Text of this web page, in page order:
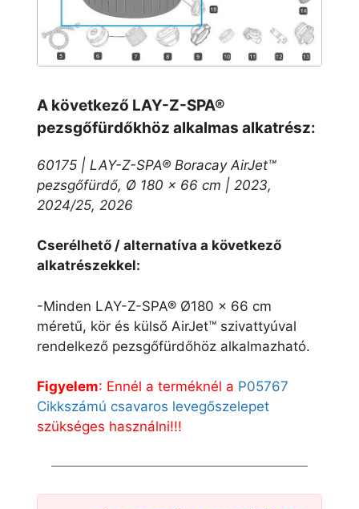
A következő LAY-Z-SPA®
pezsgőfürdőkhöz alkalmas alkatrész:
60175 | LAY-Z-SPA® Boracay AirJet™
pezsgőfürdő, Ø 180 x 66 cm | 2023,
2024/25, 2026
Cserélhető / alternatíva a következő
alkatrészekkel:
-Minden LAY-Z-SPA® Ø180 x 66 cm
méretű, kör és külső AirJet™ szivattyúval
rendelkező pezsgőfürdőhöz alkalmazható.
Figyelem: Ennél a terméknél a P05767
Cikkszámú csavaros levegőszelepet
szükséges használni!!!